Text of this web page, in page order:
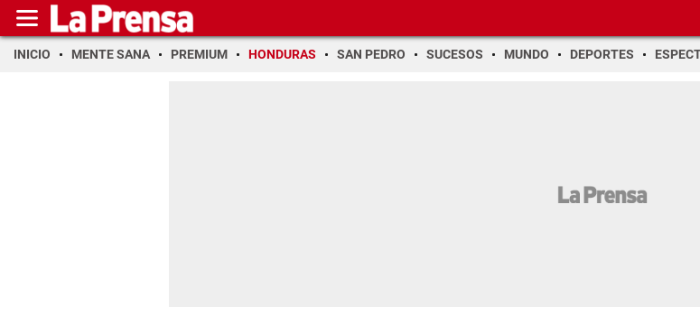
INICIO MENTE SANA PREMIUM HONDURAS SAN PEDRO SUCESOS MUNDO DEPORTES